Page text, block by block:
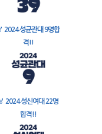
2024 성균관대 9명합
격!!
2024 성신여대 22명
합격!!